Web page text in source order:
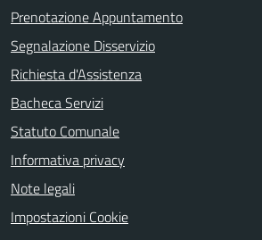
Prenotazione Appuntamento
Segnalazione Disservizio
Richiesta d'Assistenza
Bacheca Servizi
Statuto Comunale
Informativa privacy
Note legali
Impostazioni Cookie